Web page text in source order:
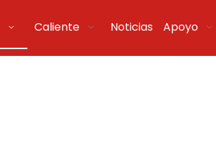
Caliente Noticias Apoyo